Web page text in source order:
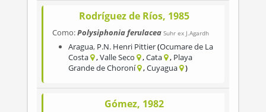
Rodríguez de Ríos, 1985
Como:Polysiphonia ferulacea Suhr ex J.Agardh
Aragua, P.N. Henri Pittier Ocumare de La
Costa
Valle Seco Cata
Playa
Grande de Choroní
Cuyagua
Gómez, 1982